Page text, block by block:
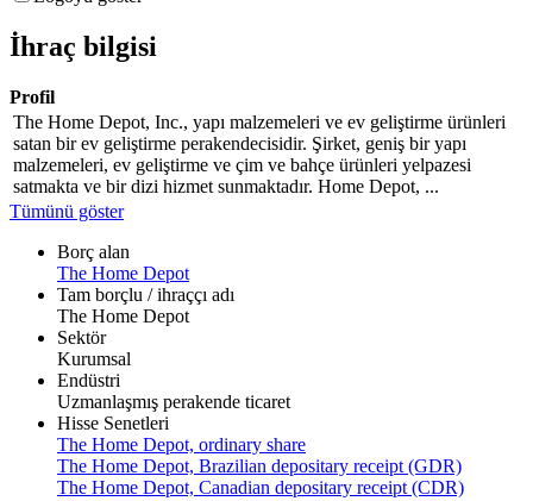
İhraç bilgisi
Profil
The Home Depot, Inc., yapı malzemeleri ve ev geliştirme ürünleri
satan bir ev geliştirme perakendecisidir. Şirket, geniş bir yapı
malzemeleri, ev geliştirme ve çim ve bahçe ürünleri yelpazesi
satmakta ve bir dizi hizmet sunmaktadır. Home Depot, ...
Tümünü göster
Borç alan
The Home Depot
Tam borçlu / ihraççı adı
The Home Depot
Sektör
Kurumsal
Endüstri
Uzmanlaşmış perakende ticaret
Hisse Senetleri
The Home Depot, ordinary share
The Home Depot, Brazilian depositary receipt (GDR)
The Home Depot, Canadian depositary receipt (CDR)